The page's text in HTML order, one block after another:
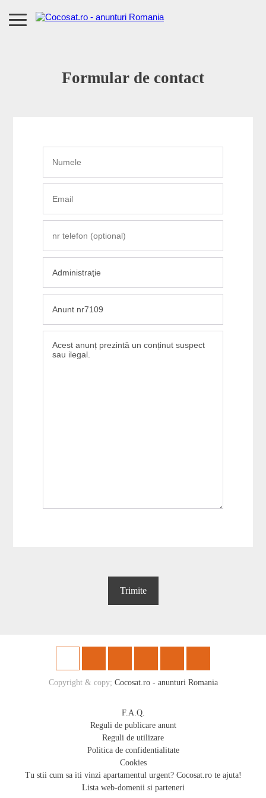
Formular de contact
Copyright & copy; Cocosat.ro - anunturi Romania
F.A.Q.
Reguli de publicare anunt
Reguli de utilizare
Politica de confidentialitate
Cookies
Tu stii cum sa iti vinzi apartamentul urgent? Cocosat.ro te ajuta!
Lista web-domenii si parteneri